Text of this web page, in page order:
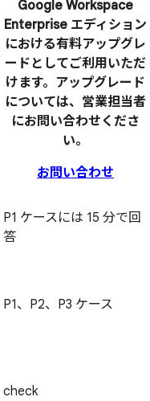
Google Workspace
Enterprise エディション
における有料アップグレ
ードとしてご利用いただ
けます。アップグレード
については、営業担当者
にお問い合わせくださ
い。
お問い合わせ
P1 ケースには 15 分で回
答
P1、P2、P3 ケース
check